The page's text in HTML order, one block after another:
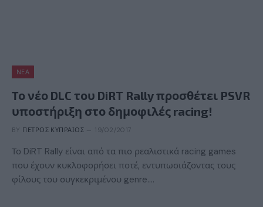
ΝΈΑ
Το νέο DLC του DiRT Rally προσθέτει PSVR
υποστήριξη στο δημοφιλές racing!
BY ΠΈΤΡΟΣ ΚΥΠΡΑΊΟΣ 19/02/2017
Το DiRT Rally είναι από τα πιο ρεαλιστικά racing games
που έχουν κυκλοφορήσει ποτέ, εντυπωσιάζοντας τους
φίλους του συγκεκριμένου genre.…